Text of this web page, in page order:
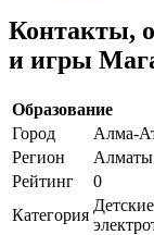
Контакты,
и игры
Образование
Город
Алма-
Регион
Алматы
Рейтинг
0
Категория